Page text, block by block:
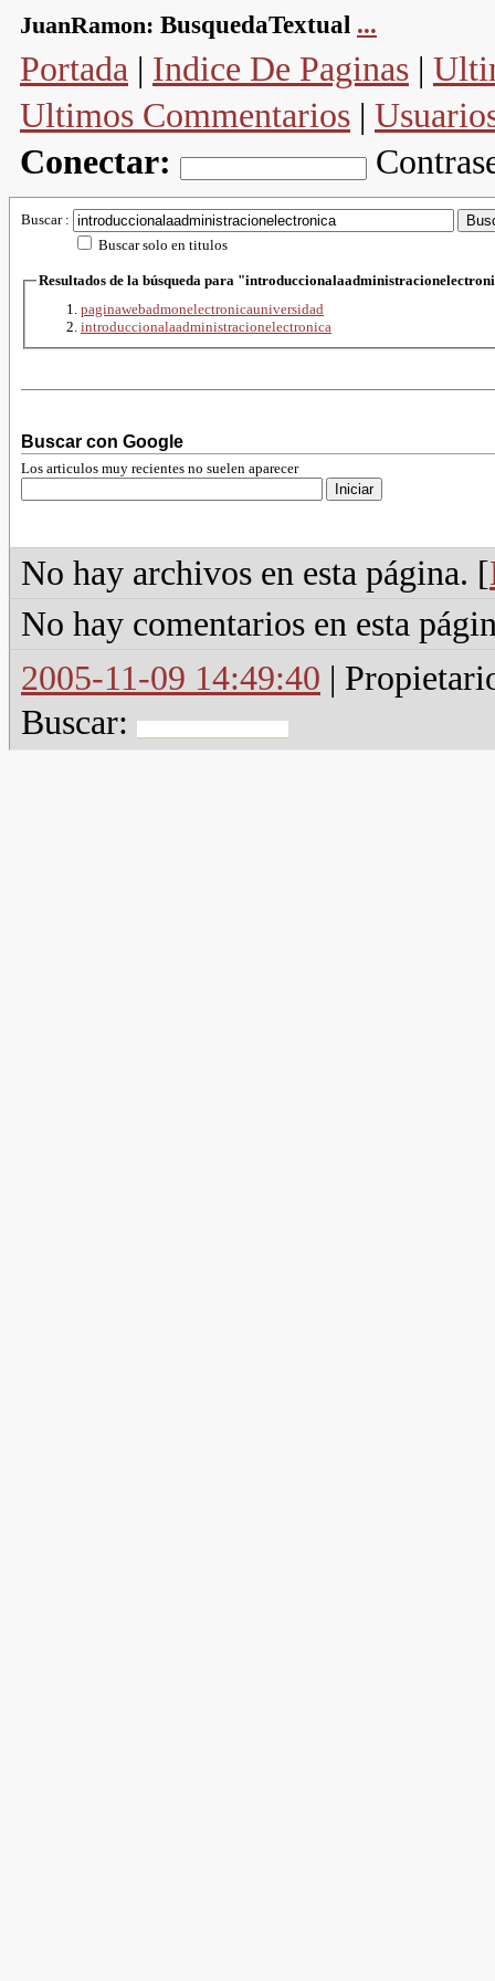
JuanRamon: BusquedaTextual ...
Portada | Indice De Paginas |
Ultimos Commentarios |
Conectar:
Buscar :
Buscar solo en titulos
Resultados de la búsqueda para
paginawebadmonelectronicauniversidad
introduccionalaadministracionelectronica
Buscar con Google
Los articulos muy recientes no suelen aparecer
No hay archivos en esta página. [
No hay comentarios en esta
2005-11-09 14:49:40 |
Buscar: